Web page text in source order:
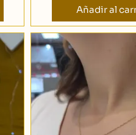
Añadir al
Rango
de
precios:
desde
$ 8.499,00
hasta
$ 20.294,00
Las